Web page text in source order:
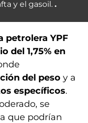
y el gasoil.
petrolera YPF
del 1,75% en
del peso y a
específicos.
se
que podrían